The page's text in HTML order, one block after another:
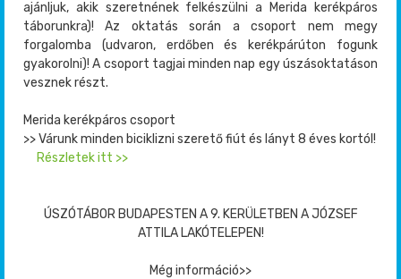
ajánljuk, akik szeretnének felkészülni a Merida kerékpáros
táborunkra)! Az oktatás során a csoport nem megy
forgalomba (udvaron, erdőben és kerékpárúton fogunk
gyakorolni)! A csoport tagjai minden nap egy úszásoktatáson
vesznek részt.
Merida kerékpáros csoport
>> Várunk minden biciklizni szerető fiút és lányt 8 éves kortól!
Részletek itt >>
ÚSZÓTÁBOR BUDAPESTEN A 9. KERÜLETBEN A JÓZSEF
ATTILA LAKÓTELEPEN!
Még információ>>